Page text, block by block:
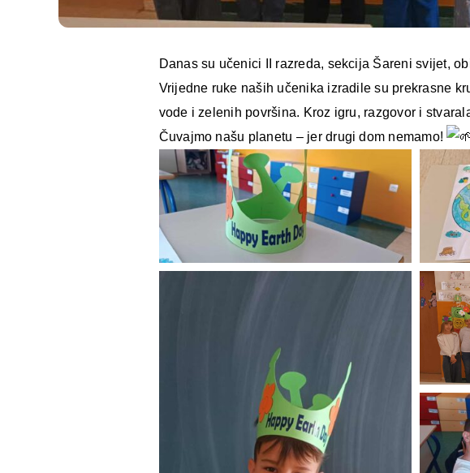
Danas su učenici II razreda, sekcija Šareni svijet,
Vrijedne ruke naših učenika izradile su prekrasne
vode i zelenih površina. Kroz igru, razgovor i
Čuvajmo našu planetu – jer drugi dom nemamo!